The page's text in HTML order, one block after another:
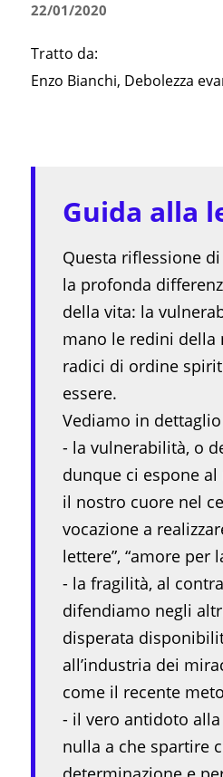
22/01/2020
Tratto da:
Enzo Bianchi, Debolezza
Guida alla
Questa riflessione
la profonda
della vita: la
mano le redini della
radici di ordine
essere.
Vediamo in
- la vulnerabilità, o
dunque ci espone
il nostro cuore nel
vocazione a
lettere”, “amore per
- la fragilità, al
difendiamo negli
disperata
all’industria dei
come il recente
- il vero antidoto
nulla a che spartire